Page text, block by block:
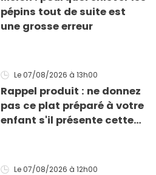
pépins tout de suite est
une grosse erreur
Le 07/08/2026 à 13h00
Rappel produit : ne donnez
pas ce plat préparé à votre
enfant s'il présente cette
Le 07/08/2026 à 12h00